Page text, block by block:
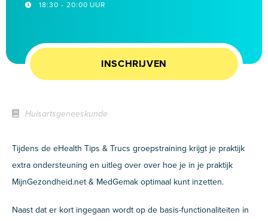
18:30 - 20:00 UUR
INSCHRIJVEN
Huisartsgeneeskunde
Tijdens de eHealth Tips & Trucs groepstraining krijgt je praktijk
extra ondersteuning en uitleg over over hoe je in je praktijk
MijnGezondheid.net & MedGemak optimaal kunt inzetten.
Naast dat er kort ingegaan wordt op de basis-functionaliteiten in